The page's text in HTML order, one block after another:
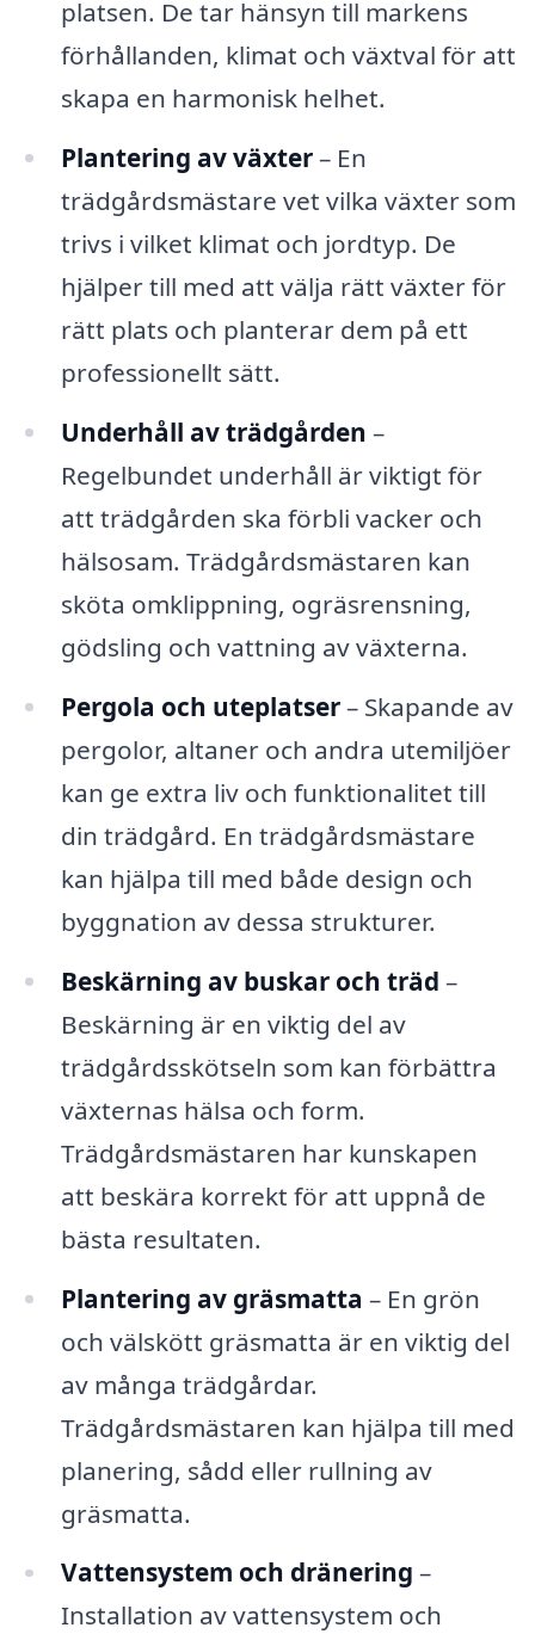
platsen. De tar hänsyn till markens
förhållanden, klimat och växtval för att
skapa en harmonisk helhet.
Plantering av växter– En
trädgårdsmästare vet vilka växter som
trivs i vilket klimat och jordtyp. De
hjälper till med att välja rätt växter för
rätt plats och planterar dem på ett
professionellt sätt.
Underhåll av trädgården –
Regelbundet underhåll är viktigt för
att trädgården ska förbli vacker och
hälsosam. Trädgårdsmästaren kan
sköta omklippning, ogräsrensning,
gödsling och vattning av växterna.
Pergola och uteplatser– Skapande av
pergolor, altaner och andra utemiljöer
kan ge extra liv och funktionalitet till
din trädgård. En trädgårdsmästare
kan hjälpa till med både design och
byggnation av dessa strukturer.
Beskärning av buskar och träd –
Beskärning är en viktig del av
trädgårdsskötseln som kan förbättra
växternas hälsa och form.
Trädgårdsmästaren har kunskapen
att beskära korrekt för att uppnå de
bästa resultaten.
Plantering av gräsmatta – En grön
och välskött gräsmatta är en viktig del
av många trädgårdar.
Trädgårdsmästaren kan hjälpa till med
planering, sådd eller rullning av
gräsmatta.
Vattensystem och dränering –
Installation av vattensystem och